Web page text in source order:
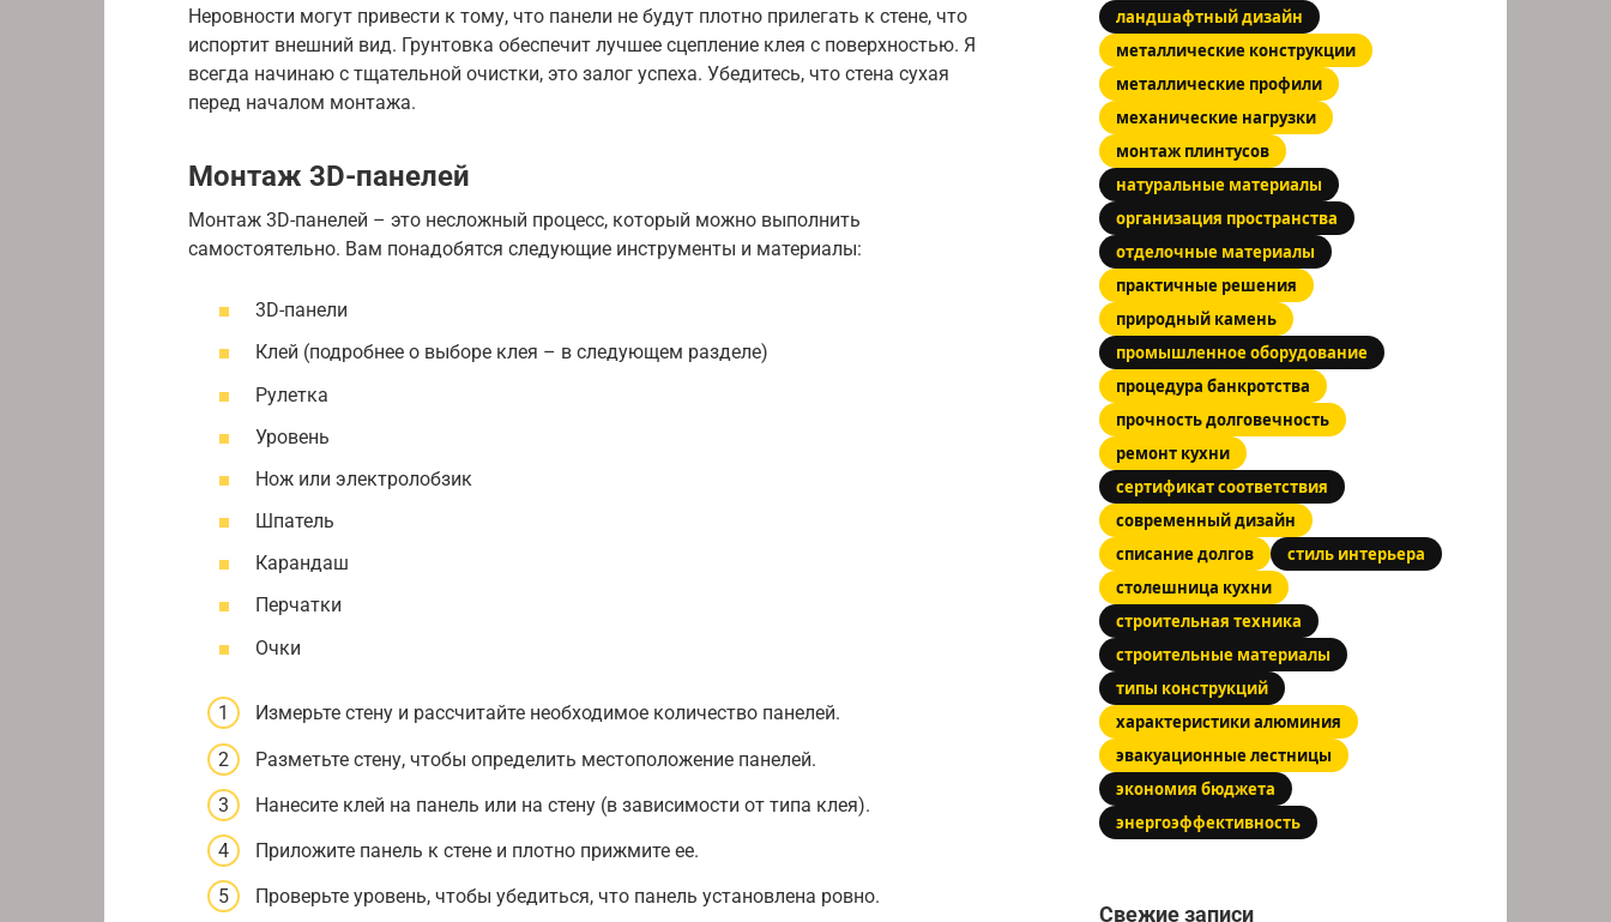
Неровности могут привести к тому, что панели не будут плотно прилегать к стене, что
испортит внешний вид. Грунтовка обеспечит лучшее сцепление клея с поверхностью. Я
всегда начинаю с тщательной очистки, это залог успеха. Убедитесь, что стена сухая
перед началом монтажа.
Монтаж 3D-панелей
Монтаж 3D-панелей – это несложный процесс, который можно выполнить
самостоятельно. Вам понадобятся следующие инструменты и материалы:
3D-панели
Клей (подробнее о выборе клея – в следующем разделе)
Рулетка
Уровень
Нож или электролобзик
Шпатель
Карандаш
Перчатки
Очки
Измерьте стену и рассчитайте необходимое количество панелей.
Разметьте стену, чтобы определить местоположение панелей.
Нанесите клей на панель или на стену (в зависимости от типа клея).
Приложите панель к стене и плотно прижмите ее.
Проверьте уровень, чтобы убедиться, что панель установлена ровно.
ландшафтный дизайн
металлические конструкции
металлические профили
механические нагрузки
монтаж плинтусов
натуральные материалы
организация пространства
отделочные материалы
практичные решения
природный камень
промышленное оборудование
процедура банкротства
прочность долговечность
ремонт кухни
сертификат соответствия
современный дизайн
списание долгов
стиль интерьера
столешница кухни
строительная техника
строительные материалы
типы конструкций
характеристики алюминия
эвакуационные лестницы
экономия бюджета
энергоэффективность
Свежие записи